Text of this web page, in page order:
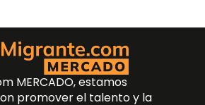
MERCADO, estamos
promover el talento y la